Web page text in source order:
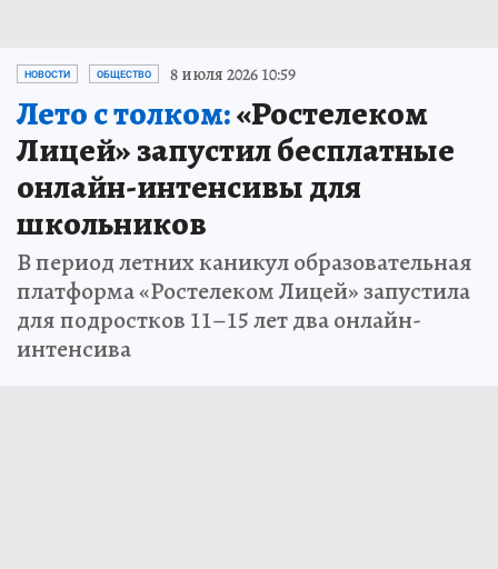
НОВОСТИ ОБЩЕСТВО 8 июля 2026 10:59
Лето с толком:«Ростелеком
Лицей» запустил бесплатные
онлайн-интенсивы для
школьников
В период летних каникул образовательная
платформа «Ростелеком Лицей» запустила
для подростков 11–15 лет два онлайн-
интенсива